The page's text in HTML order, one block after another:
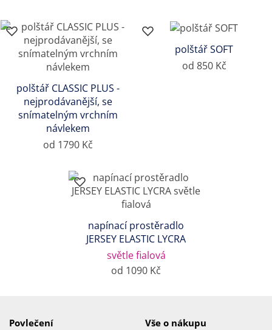
polštář CLASSIC PLUS -
nejprodávanější, se
snímatelným vrchním
návlekem
od 1790 Kč
polštář SOFT
od 850 Kč
napínací prostěradlo
JERSEY ELASTIC LYCRA
světle fialová
od 1090 Kč
Povlečení Vše o nákupu